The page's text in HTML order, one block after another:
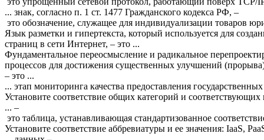
... знак, согласно п. 1 ст. 1477 Гражданского кодекса РФ, –
это обозначение, служащее для индивидуализации товаров
Язык разметки и гипертекста, который используется для
страниц в сети Интернет, – это ...
Фундаментальное переосмысление и радикальное
процессов для достижения существенных улучшений (прорыва
– это ...
... этап мониторинга качества предоставления государственных
Установите соответствие общих категорий и соответствующих
... –
это таблица, устанавливающая стандартизованное
Установите соответствие аббревиатуры и ее значения: IaaS,